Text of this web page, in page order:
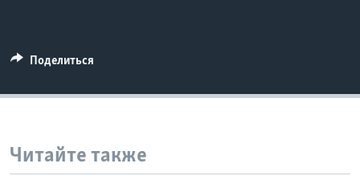
Поделиться
Читайте также